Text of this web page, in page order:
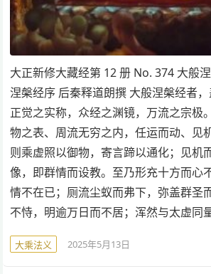
大正新修大藏经第 12 册 No. 374 大般
涅槃经序 后秦释道朗撰 大般涅槃经者，
正觉之实称，众经之渊镜，万流之宗极
物之表、周流无穷之内，任运而动、见
则乘虚照以御物，寄言蹄以通化；见机
像，即群情而设教。至乃形充十方而心
情不在已；厕流尘蚁而弗下，弥盖群圣
不恃，明逾万日而不居；浑然与太虚同
大乘法义 2025年5月13日